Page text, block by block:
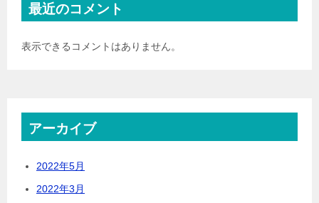
最近のコメント
表示できるコメントはありません。
アーカイブ
2022年5月
2022年3月